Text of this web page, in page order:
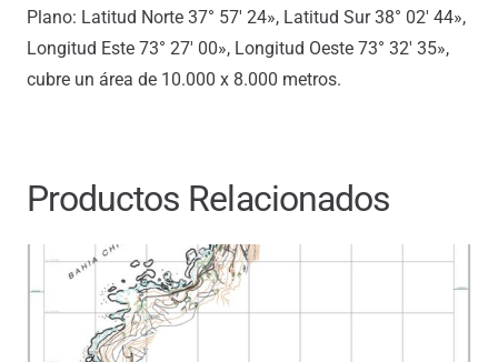
Plano: Latitud Norte 37° 57′ 24», Latitud Sur 38° 02′ 44»,
Longitud Este 73° 27′ 00», Longitud Oeste 73° 32′ 35»,
cubre un área de 10.000 x 8.000 metros.
Productos Relacionados